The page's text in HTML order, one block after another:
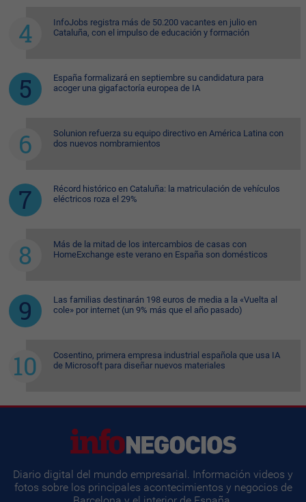
InfoJobs registra más de 50.200 vacantes en julio en
Cataluña, con el impulso de educación y formación
España formalizará en septiembre su candidatura para
acoger una gigafactoría europea de IA
Solunion refuerza su equipo directivo en América Latina con
dos nuevos nombramientos
Récord histórico en Cataluña: la matriculación de vehículos
eléctricos roza el 29%
Más de la mitad de los intercambios de casas con
HomeExchange este verano en España son domésticos
Las familias destinarán 198 euros de media a la «Vuelta al
cole» por internet (un 9% más que el año pasado)
Cosentino, primera empresa industrial española que usa IA
de Microsoft para diseñar nuevos materiales
Diario digital del mundo empresarial. Información videos y
fotos sobre los principales acontecimientos y negocios de